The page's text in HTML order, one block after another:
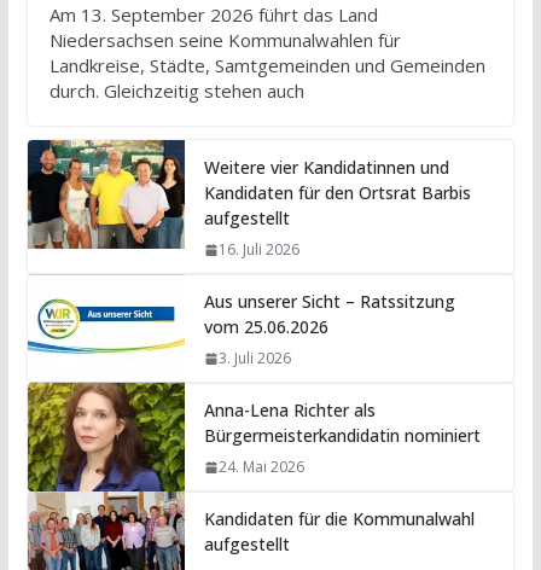
Am 13. September 2026 führt das Land
Niedersachsen seine Kommunalwahlen für
Landkreise, Städte, Samtgemeinden und Gemeinden
durch. Gleichzeitig stehen auch
Weitere vier Kandidatinnen und
Kandidaten für den Ortsrat Barbis
aufgestellt
16. Juli 2026
Aus unserer Sicht – Ratssitzung
vom 25.06.2026
3. Juli 2026
Anna-Lena Richter als
Bürgermeisterkandidatin nominiert
24. Mai 2026
Kandidaten für die Kommunalwahl
aufgestellt